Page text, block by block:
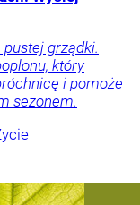
grządki.
który
i pomoże
sezonem.